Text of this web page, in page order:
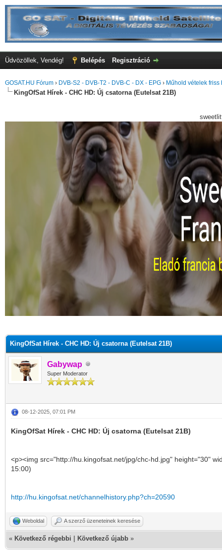
Üdvözöllek, Vendég! Belépés Regisztráció
GOSAT.HU Fórum › DVB-S2 - DVB-T2 - DVB-C - DX - EPG › Műhold vételek friss
KingOfSat Hírek - CHC HD: Új csatorna (Eutelsat 21B)
KingOfSat Hírek - CHC HD: Új csatorna (Eutelsat 21B)
Gabywap
Super Moderator
08-12-2025, 07:01 PM
KingOfSat Hírek - CHC HD: Új csatorna (Eutelsat 21B)
<p><img src="http://hu.kingofsat.net/jpg/chc-hd.jpg" height="30"
15:00)
http://hu.kingofsat.net/channelhistory.php?ch=20590
Weboldal A szerző üzeneteinek keresése
« Következő régebbi Következő újabb »